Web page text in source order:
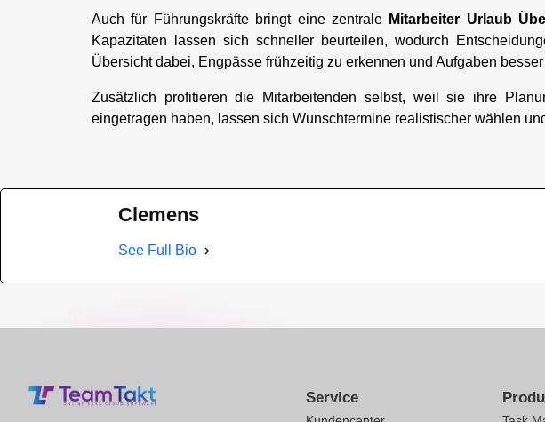
Auch für Führungskräfte bringt eine zentrale Mitarbeiter Urlaub
Kapazitäten lassen sich schneller beurteilen, wodurch
Übersicht dabei, Engpässe frühzeitig zu erkennen und Aufgaben
Zusätzlich profitieren die Mitarbeitenden selbst, weil sie ihre
eingetragen haben, lassen sich Wunschtermine realistischer wählen
Clemens
See Full Bio
Service